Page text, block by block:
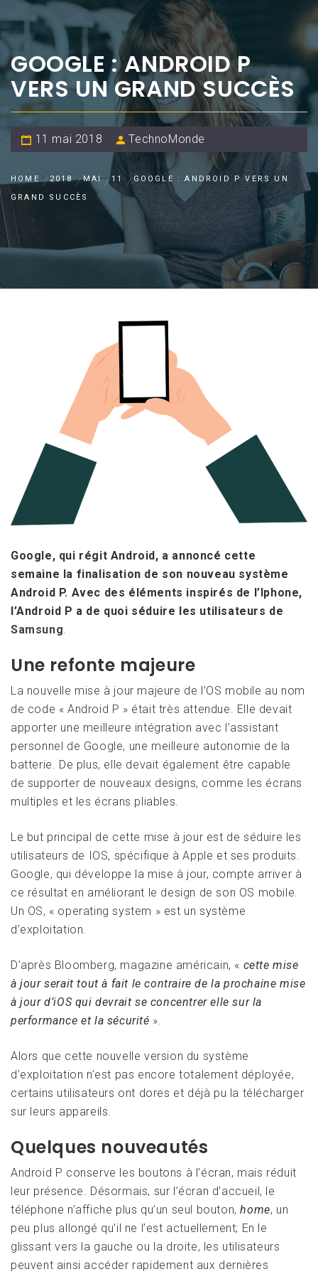
GOOGLE : ANDROID P
VERS UN GRAND SUCCÈS
11 mai 2018 TechnoMonde
HOME 2018 MAI 11
GOOGLE : ANDROID P VERS UN
GRAND SUCCÈS
Google, qui régit Android, a annoncé cette
semaine la finalisation de son nouveau système
Android P. Avec des éléments inspirés de l’Iphone,
l’Android P a de quoi séduire les utilisateurs de
Samsung
Une refonte majeure
La nouvelle mise à jour majeure de l’OS mobile au nom
de code « Android P » était très attendue. Elle devait
apporter une meilleure intégration avec l’assistant
personnel de Google, une meilleure autonomie de la
batterie. De plus, elle devait également être capable
de supporter de nouveaux designs, comme les écrans
multiples et les écrans pliables.
Le but principal de cette mise à jour est de séduire les
utilisateurs de IOS, spécifique à Apple et ses produits.
Google, qui développe la mise à jour, compte arriver à
ce résultat en améliorant le design de son OS mobile.
Un OS, « operating system » est un système
d’exploitation.
D’après Bloomberg, magazine américain, « cette mise
à jour serait tout à fait le contraire de la prochaine mise
à jour d’iOS qui devrait se concentrer elle sur la
performance et la sécurité ».
Alors que cette nouvelle version du système
d’exploitation n’est pas encore totalement déployée,
certains utilisateurs ont dores et déjà pu la télécharger
sur leurs appareils.
Quelques nouveautés
Android P conserve les boutons à l’écran, mais réduit
leur présence. Désormais, sur l’écran d’accueil, le
téléphone n’affiche plus qu’un seul bouton,home, un
peu plus allongé qu’il ne l’est actuellement; En le
glissant vers la gauche ou la droite, les utilisateurs
peuvent ainsi accéder rapidement aux dernières